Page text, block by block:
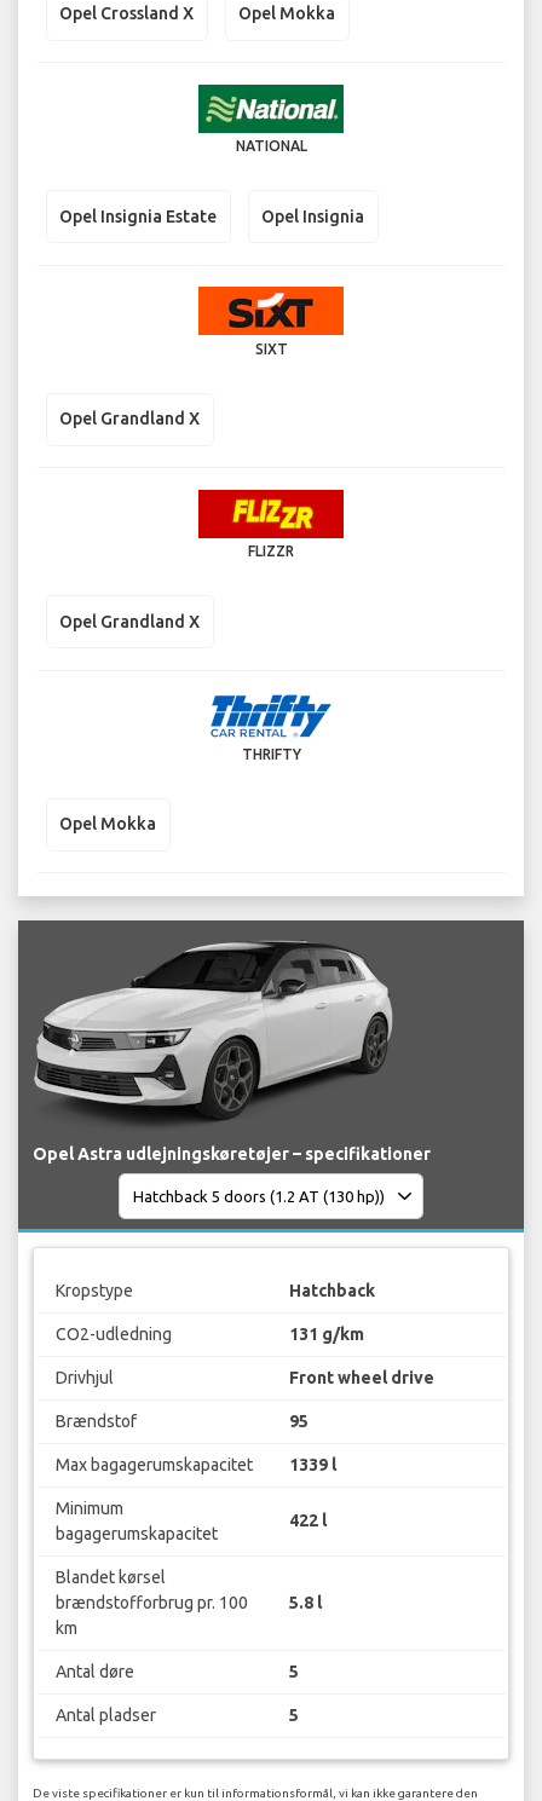
Opel Crossland X Opel Mokka
NATIONAL
Opel Insignia Estate Opel Insignia
SIXT
Opel Grandland X
FLIZZR
Opel Grandland X
THRIFTY
Opel Mokka
Opel Astra udlejningskøretøjer – specifikationer
Kropstype Hatchback
CO2-udledning 131 g/km
Drivhjul Front wheel drive
Brændstof 95
Max bagagerumskapacitet 1339 l
Minimum
bagagerumskapacitet
422 l
Blandet kørsel
brændstofforbrug pr. 100
km
5.8 l
Antal døre 5
Antal pladser 5
De viste specifikationer er kun til informationsformål, vi kan ikke garantere den